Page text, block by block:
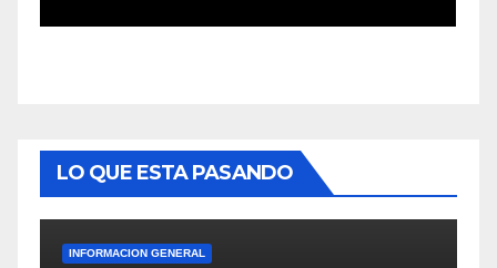
LO QUE ESTA PASANDO
INFORMACION GENERAL